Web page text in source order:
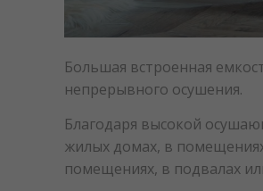
Большая встроенная
непрерывного осушения.
Благодаря высокой
жилых домах, в
помещениях, в подвалах